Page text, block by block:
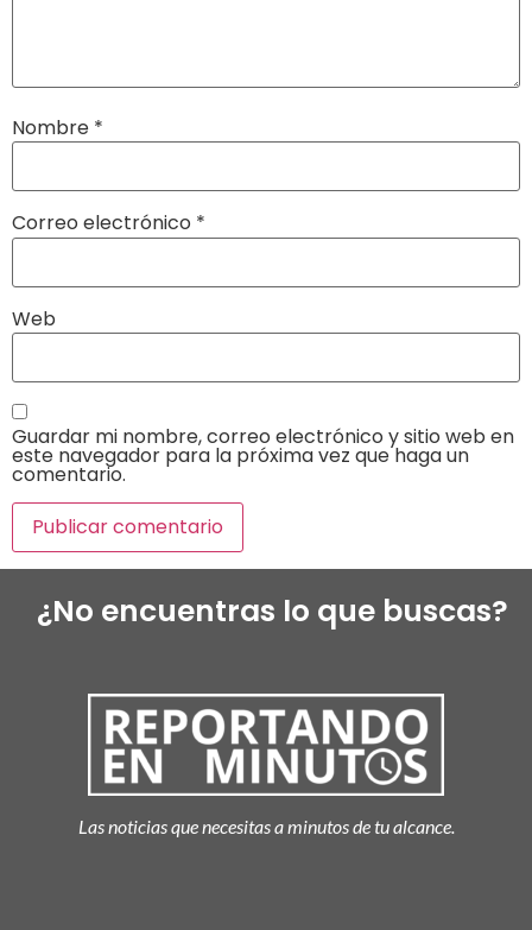
Nombre *
Correo electrónico *
Web
Guardar mi nombre, correo electrónico y sitio web en
este navegador para la próxima vez que haga un
comentario.
¿No encuentras lo que buscas?
Las noticias que necesitas a minutos de tu alcance.